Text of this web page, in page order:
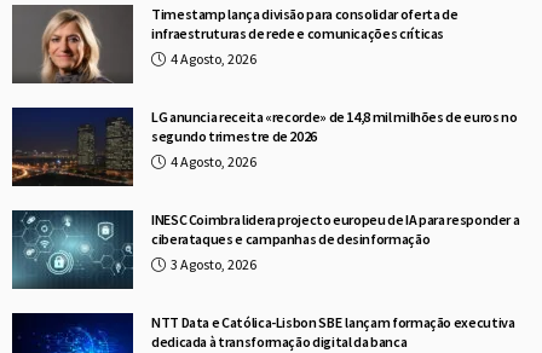
Timestamp lança divisão para consolidar oferta de
infraestruturas de rede e comunicações críticas
4 Agosto, 2026
LG anuncia receita «recorde» de 14,8 mil milhões de euros no
segundo trimestre de 2026
4 Agosto, 2026
INESC Coimbra lidera projecto europeu de IA para responder a
ciberataques e campanhas de desinformação
3 Agosto, 2026
NTT Data e Católica-Lisbon SBE lançam formação executiva
dedicada à transformação digital da banca